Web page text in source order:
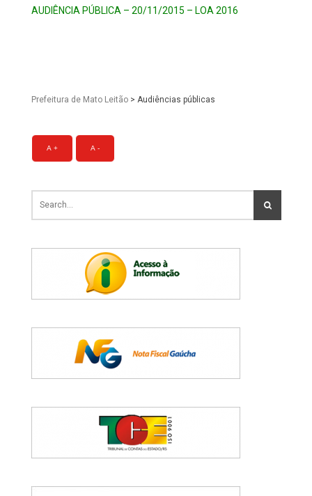
AUDIÊNCIA PÚBLICA – 20/11/2015 – LOA 2016
Prefeitura de Mato Leitão > Audiências públicas
A + A -